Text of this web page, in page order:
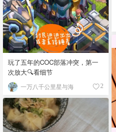
玩了五年的COC部落冲突，第一
次放大🔍看细节
一万八千公里星与海 2